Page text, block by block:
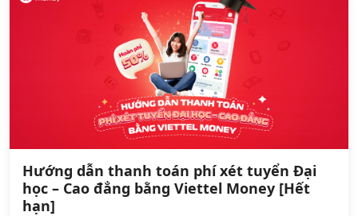
Hướng dẫn thanh toán phí xét tuyển Đại
học – Cao đẳng bằng Viettel Money [Hết
hạn]